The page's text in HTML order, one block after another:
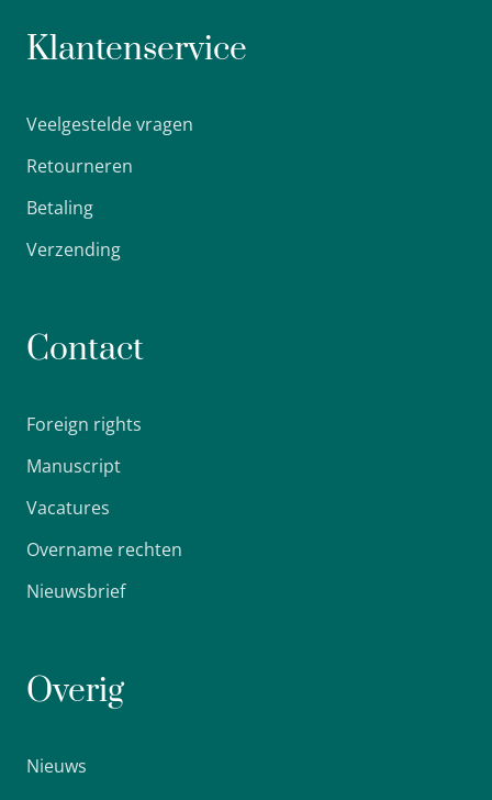
Klantenservice
Veelgestelde vragen
Retourneren
Betaling
Verzending
Contact
Foreign rights
Manuscript
Vacatures
Overname rechten
Nieuwsbrief
Overig
Nieuws